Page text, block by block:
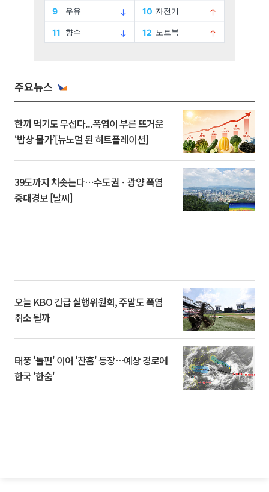
주요뉴스
한끼 먹기도 무섭다...폭염이 부른 뜨거운
‘밥상 물가’[뉴노멀 된 히트플레이션]
39도까지 치솟는다⋯수도권ㆍ광양 폭염
중대경보 [날씨]
오늘 KBO 긴급 실행위원회, 주말도 폭염
취소 될까
태풍 '돌핀' 이어 '찬홈' 등장…예상 경로에
한국 '한숨'